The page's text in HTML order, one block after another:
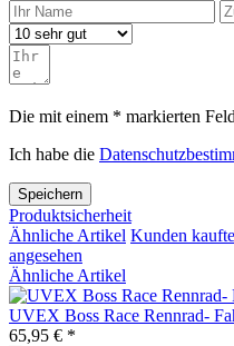
Die mit einem * markierten
Ich habe die
Speichern
Produktsicherheit
Ähnliche Artikel Kunden
angesehen
Ähnliche Artikel
UVEX Boss Race Rennrad-
65,95 € *